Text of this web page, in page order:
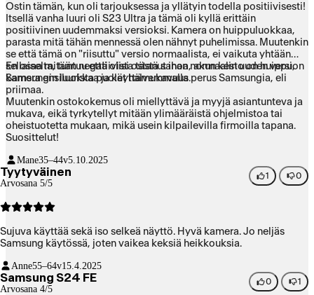
Ostin tämän, kun oli tarjouksessa ja yllätyin todella positiivisesti!
Itsellä vanha luuri oli S23 Ultra ja tämä oli kyllä erittäin
positiivinen uudemmaksi versioksi. Kamera on huippuluokkaa,
parasta mitä tähän mennessä olen nähnyt puhelimissa. Muutenkin
se että tämä on "riisuttu" versio normaalista, ei vaikuta yhtään
sellaiselta, tuntuu että olisi ostanut ihan normaalin uuden version
Samsungin luurista puolet halvemmalla.
En osaa mitään negatiivista tästä sanoa, akun kesto on huippu,
kamera ensiluokkaa ja käyttämukavuus perus Samsungia, eli
priimaa.
Muutenkin ostokokemus oli miellyttävä ja myyjä asiantunteva ja
mukava, eikä tyrkytellyt mitään ylimääräistä ohjelmistoa tai
oheistuotetta mukaan, mikä usein kilpailevilla firmoilla tapana.
Suosittelut!
Mane35–44v5.10.2025
Tyytyväinen
Arvosana 5/5
1 0
Sujuva käyttää sekä iso selkeä näyttö. Hyvä kamera. Jo neljäs
Samsung käytössä, joten vaikea keksiä heikkouksia.
Anne55–64v15.4.2025
Samsung S24 FE
Arvosana 4/5
0 1